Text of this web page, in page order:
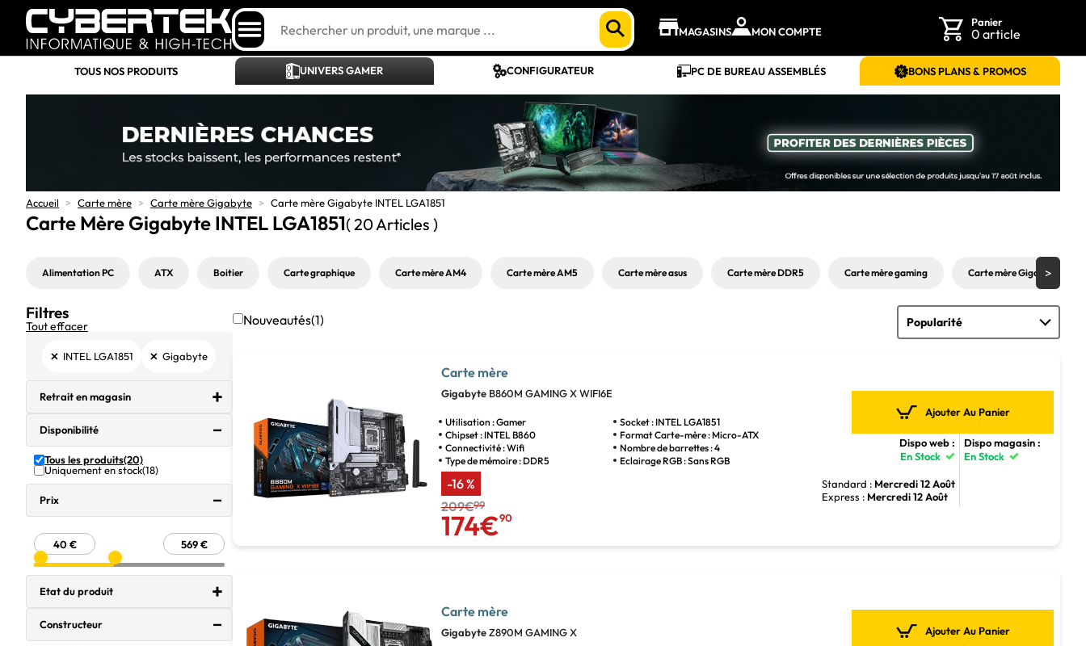
MAGASINS MON COMPTE
Panier
0 article
TOUS NOS PRODUITS UNIVERS GAMER CONFIGURATEUR PC DE BUREAU ASSEMBLÉS BONS PLANS & PROMOS
Accueil > Carte mère > Carte mère Gigabyte > Carte mère Gigabyte INTEL LGA1851
Carte Mère Gigabyte INTEL LGA1851( 20 Articles )
Alimentation PC ATX Boitier Carte graphique Carte mère AM4 Carte mère AM5 Carte mère asus Carte mère DDR5 Carte mère gaming Carte mère Gigabyte
Filtres
Tout effacer
× INTEL LGA1851 × Gigabyte
Retrait en magasin
Disponibilité
Tous les produits(20)
Uniquement en stock(18)
Prix
Etat du produit
Constructeur
Nouveautés(1)
Carte mère
Gigabyte B860M GAMING X WIFI6E
Utilisation : Gamer
Socket : INTEL LGA1851
Chipset : INTEL B860
Format Carte-mère : Micro-ATX
Connectivité : Wifi
Nombre de barrettes : 4
Type de mémoire : DDR5
Eclairage RGB : Sans RGB
-16 %
209€99
174€90
Ajouter Au Panier
Dispo web :
En Stock
Standard : Mercredi 12 Août
Express : Mercredi 12 Août
Dispo magasin :
En Stock
Carte mère
GigabyteZ890M GAMING X Ajouter Au Panier